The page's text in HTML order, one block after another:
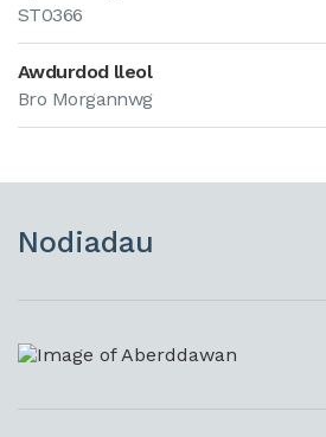
ST0366
Awdurdod lleol
Bro Morgannwg
Nodiadau